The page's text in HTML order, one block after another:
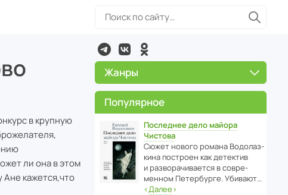
в крупную
ли она в этом
кажется,что
Жанры
Популярное
Последнее дело майора
Чистова
Сюжет нового романа Водо­ла­з­
кина пост­роен как дете­ктив
и разво­ра­чи­ва­ется в совре­
менном Пете­р­бурге. Убивают…
‹Далее›